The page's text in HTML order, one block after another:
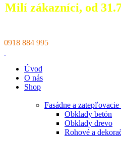
Milí zákazníci, od
0918 884 995
Úvod
O nás
Shop
Fasádne a
Obklady betón
Obklady drevo
Rohové a